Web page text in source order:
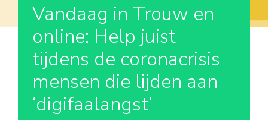
Vandaag in Trouw en
online: Help juist
tijdens de coronacrisis
mensen die lijden aan
‘digifaalangst’